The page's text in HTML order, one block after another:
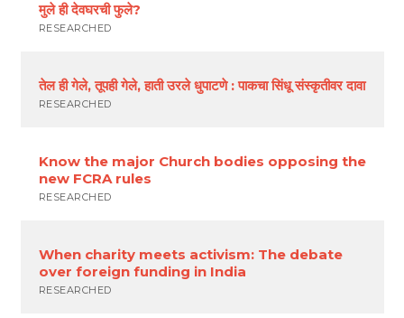
मुले ही देवघरची फुले?
RESEARCHED
तेल ही गेले, तूपही गेले, हाती उरले धुपाटणे : पाकचा सिंधू संस्कृतीवर दावा
RESEARCHED
Know the major Church bodies opposing the
new FCRA rules
RESEARCHED
When charity meets activism: The debate
over foreign funding in India
RESEARCHED